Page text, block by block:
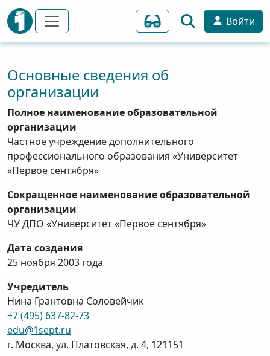
Войти
Основные сведения об
организации
Полное наименование образовательной
организации
Частное учреждение дополнительного
профессионального образования «Университет
«Первое сентября»
Сокращенное наименование образовательной
организации
ЧУ ДПО «Университет «Первое сентября»
Дата создания
25 ноября 2003 года
Учредитель
Нина Грантовна Соловейчик
+7 (495) 637-82-73
edu@1sept.ru
г. Москва, ул. Платовская, д. 4, 121151